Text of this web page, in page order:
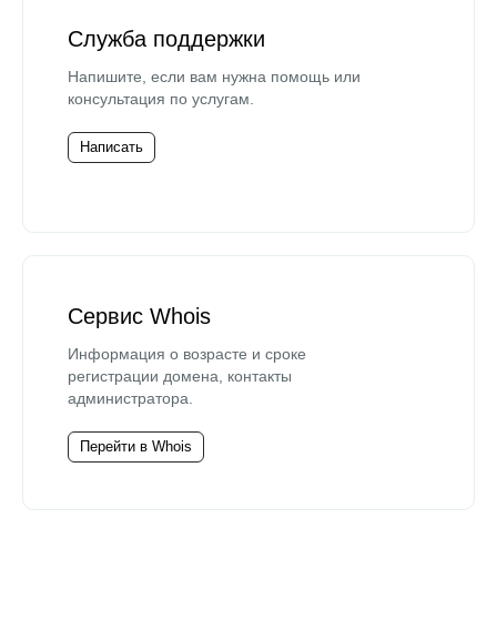
Служба поддержки
Напишите, если вам нужна помощь или
консультация по услугам.
Написать
Сервис Whois
Информация о возрасте и сроке
регистрации домена, контакты
администратора.
Перейти в Whois